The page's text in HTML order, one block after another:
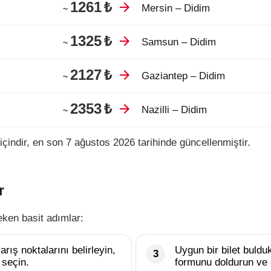
~ 1261₺ Mersin – Didim
~ 1325₺ Samsun – Didim
~ 2127₺ Gaziantep – Didim
~ 2353₺ Nazilli – Didim
en son 7 ağustos 2026 tarihinde güncellenmiştir.
basit adımlar:
noktalarını belirleyin,
seçin.
Uygun bir bilet
formunu doldurun